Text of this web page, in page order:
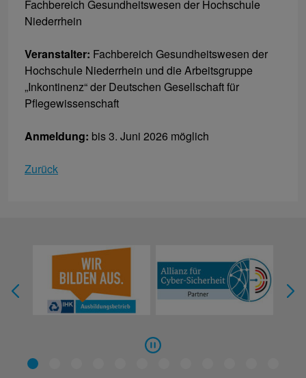
Fachbereich Gesundheitswesen der Hochschule
Niederrhein
Veranstalter: Fachbereich Gesundheitswesen der
Hochschule Niederrhein und die Arbeitsgruppe
„Inkontinenz“ der Deutschen Gesellschaft für
Pflegewissenschaft
Anmeldung: bis 3. Juni 2026 möglich
Zurück